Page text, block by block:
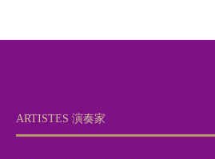
ARTISTES 演奏家